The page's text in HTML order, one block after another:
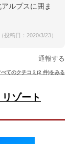
ルプスに囲ま
投稿日：2020/3/23）
通報する
べてのクチコミ(2 件)をみる
ゾート